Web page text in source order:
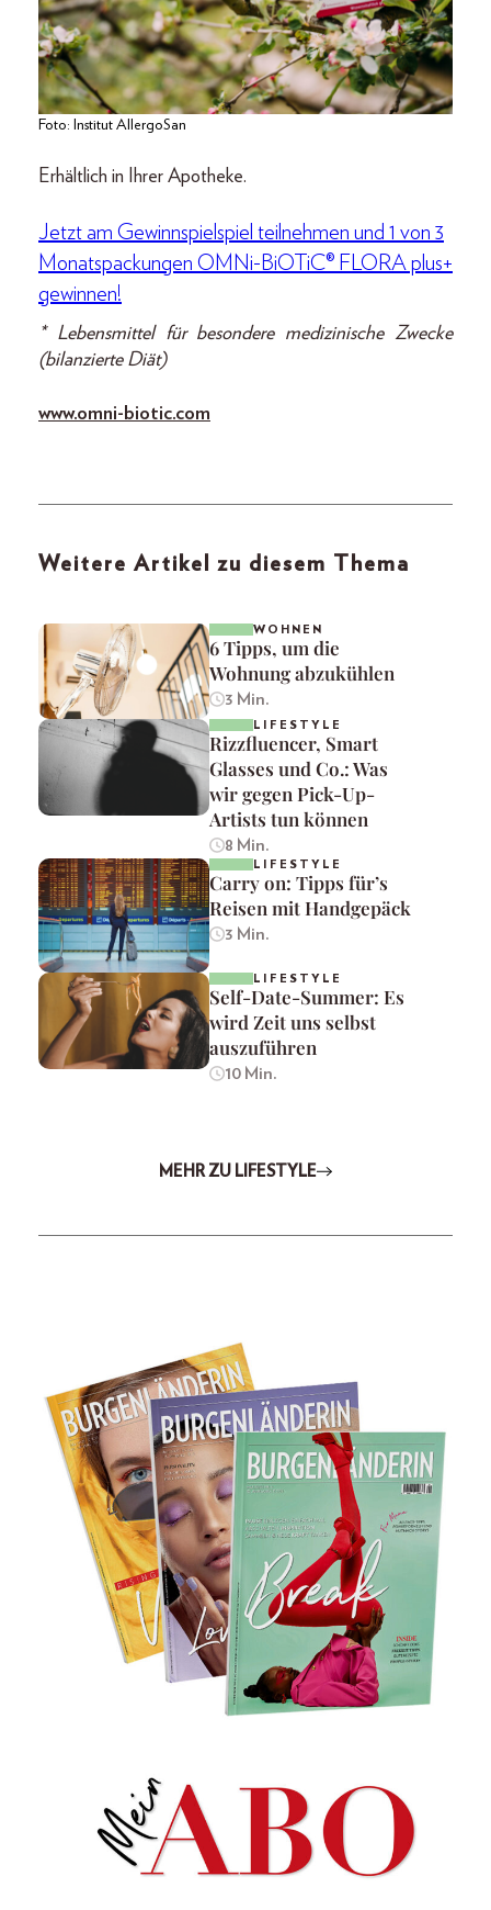
Foto: Institut AllergoSan
Erhältlich in Ihrer Apotheke.
Jetzt am Gewinnspielspiel teilnehmen und 1 von 3
Monatspackungen OMNi-BiOTiC® FLORA plus+
gewinnen!
* Lebensmittel für besondere medizinische Zwecke
(bilanzierte Diät)
www.omni-biotic.com
Weitere Artikel zu diesem Thema
WOHNEN
6 Tipps, um die
Wohnung abzukühlen
3 Min.
LIFESTYLE
Rizzfluencer, Smart
Glasses und Co.: Was
wir gegen Pick-Up-
Artists tun können
8 Min.
LIFESTYLE
Carry on: Tipps für’s
Reisen mit Handgepäck
3 Min.
LIFESTYLE
Self-Date-Summer: Es
wird Zeit uns selbst
auszuführen
10 Min.
MEHR ZU LIFESTYLE